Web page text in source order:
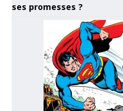
ses promesses ?